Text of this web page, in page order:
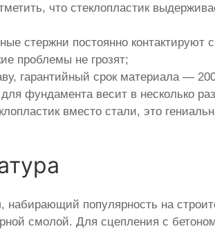
что стеклопластик
стержни постоянно контактируют
проблемы не грозят;
гарантийный срок материала —
для фундамента весит в несколько
вместо стали, это
популярность на
смолой. Для сцепления с